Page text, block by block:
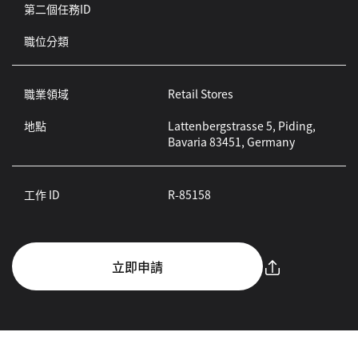
第二個任務ID
職位分類
職業領域
Retail Stores
地點
Lattenbergstrasse 5, Piding,
Bavaria 83451, Germany
工作 ID R-85158
立即申請